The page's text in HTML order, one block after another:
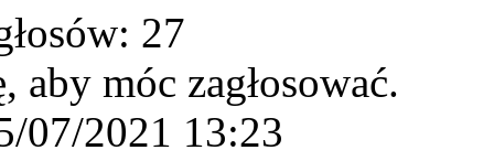
27
aby móc zagłosować.
07/2021 13:23